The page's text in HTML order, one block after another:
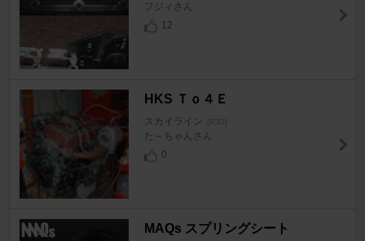
フジィさん
12
HKS Ｔｏ４Ｅ
スカイライン [R30]
た～ちゃんさん
0
MAQs スプリングシート